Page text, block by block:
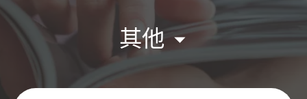
其他